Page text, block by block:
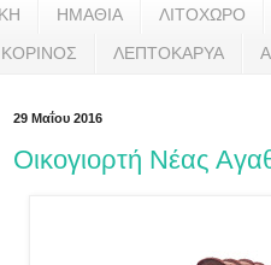
ΗΜΑΘΙΑ ΛΙΤΟΧΩΡΟ
ΚΟΡΙΝΟΣ ΛΕΠΤΟΚΑΡΥΑ
29 Μαΐου 2016
Οικογιορτή Νέας